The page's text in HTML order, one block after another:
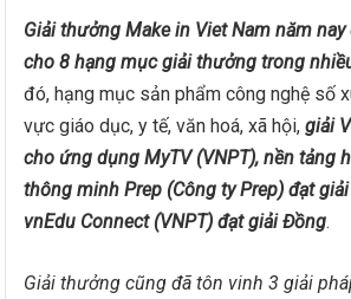
Giải thưởng Make in Viet Nam năm
cho 8 hạng mục giải thưởng trong
đó, hạng mục sản phẩm công nghệ số
vực giáo dục, y tế, văn hoá, xã hội,giải
cho ứng dụng MyTV (VNPT), nền tảng
thông minh Prep (Công ty Prep) đạt
vnEdu Connect (VNPT) đạt giải Đồng.
Giải thưởng cũng đã tôn vinh 3 giải